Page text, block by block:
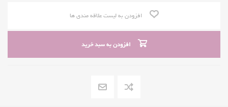
افزودن به لیست علاقه مندی ها
افزودن به سبد خرید